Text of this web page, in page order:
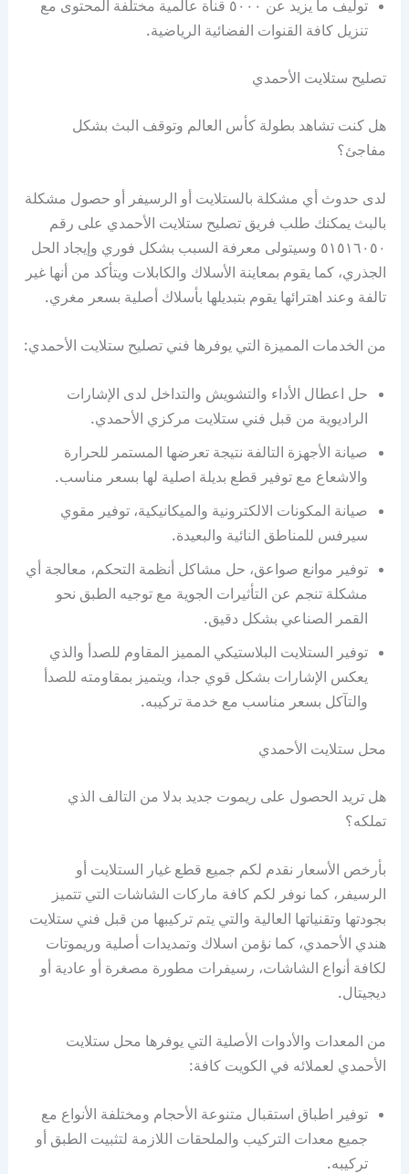
توليف ما يزيد عن ٥٠٠٠ قناة عالمية مختلفة المحتوى مع
تنزيل كافة القنوات الفضائية الرياضية.
تصليح ستلايت الأحمدي
هل كنت تشاهد بطولة كأس العالم وتوقف البث بشكل
مفاجئ؟
لدى حدوث أي مشكلة بالستلايت أو الرسيفر أو حصول مشكلة
بالبث يمكنك طلب فريق تصليح ستلايت الأحمدي على رقم
٥١٥١٦٠٥٠ وسيتولى معرفة السبب بشكل فوري وإيجاد الحل
الجذري، كما يقوم بمعاينة الأسلاك والكابلات ويتأكد من أنها غير
تالفة وعند اهترائها يقوم بتبديلها بأسلاك أصلية بسعر مغري.
من الخدمات المميزة التي يوفرها فني تصليح ستلايت الأحمدي:
حل اعطال الأداء والتشويش والتداخل لدى الإشارات
الراديوية من قبل فني ستلايت مركزي الأحمدي.
صيانة الأجهزة التالفة نتيجة تعرضها المستمر للحرارة
والاشعاع مع توفير قطع بديلة اصلية لها بسعر مناسب.
صيانة المكونات الالكترونية والميكانيكية، توفير مقوي
سيرفس للمناطق النائية والبعيدة.
توفير موانع صواعق، حل مشاكل أنظمة التحكم، معالجة أي
مشكلة تنجم عن التأثيرات الجوية مع توجيه الطبق نحو
القمر الصناعي بشكل دقيق.
توفير الستلايت البلاستيكي المميز المقاوم للصدأ والذي
يعكس الإشارات بشكل قوي جدا، ويتميز بمقاومته للصدأ
والتآكل بسعر مناسب مع خدمة تركيبه.
محل ستلايت الأحمدي
هل تريد الحصول على ريموت جديد بدلا من التالف الذي
تملكه؟
بأرخص الأسعار نقدم لكم جميع قطع غيار الستلايت أو
الرسيفر، كما نوفر لكم كافة ماركات الشاشات التي تتميز
بجودتها وتقنياتها العالية والتي يتم تركيبها من قبل فني ستلايت
هندي الأحمدي، كما نؤمن اسلاك وتمديدات أصلية وريموتات
لكافة أنواع الشاشات، رسيفرات مطورة مصغرة أو عادية أو
ديجيتال.
من المعدات والأدوات الأصلية التي يوفرها محل ستلايت
الأحمدي لعملائه في الكويت كافة:
توفير اطباق استقبال متنوعة الأحجام ومختلفة الأنواع مع
جميع معدات التركيب والملحقات اللازمة لتثبيت الطبق أو
تركيبه.